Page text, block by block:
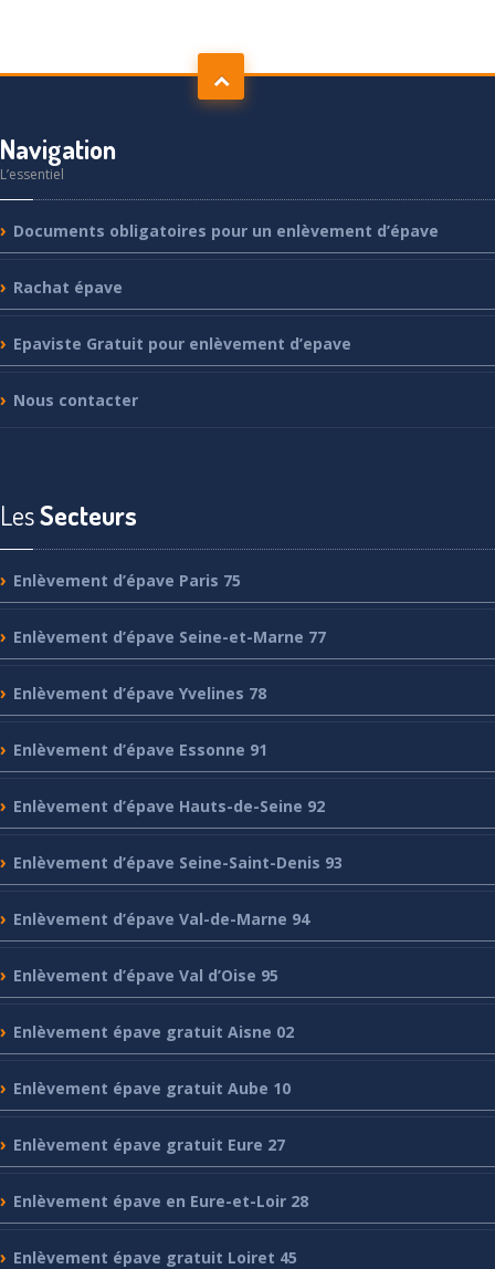
Navigation
L’essentiel
Documents obligatoires pour un enlèvement d’épave
Rachat épave
Epaviste Gratuit pour enlèvement d’epave
Nous contacter
LesSecteurs
Enlèvement d’épave Paris 75
Enlèvement d’épave Seine-et-Marne 77
Enlèvement d’épave Yvelines 78
Enlèvement d’épave Essonne 91
Enlèvement d’épave Hauts-de-Seine 92
Enlèvement d’épave Seine-Saint-Denis 93
Enlèvement d’épave Val-de-Marne 94
Enlèvement d’épave Val d’Oise 95
Enlèvement épave gratuit Aisne 02
Enlèvement épave gratuit Aube 10
Enlèvement épave gratuit Eure 27
Enlèvement épave en Eure-et-Loir 28
Enlèvement épave gratuit Loiret 45